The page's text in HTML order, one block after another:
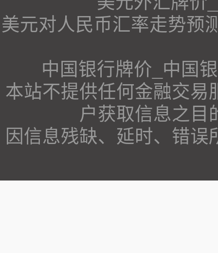
美元对人民币汇率走势预
中国银行牌价_中国
本站不提供任何金融交
户获取信息之目
因信息残缺、延时、错